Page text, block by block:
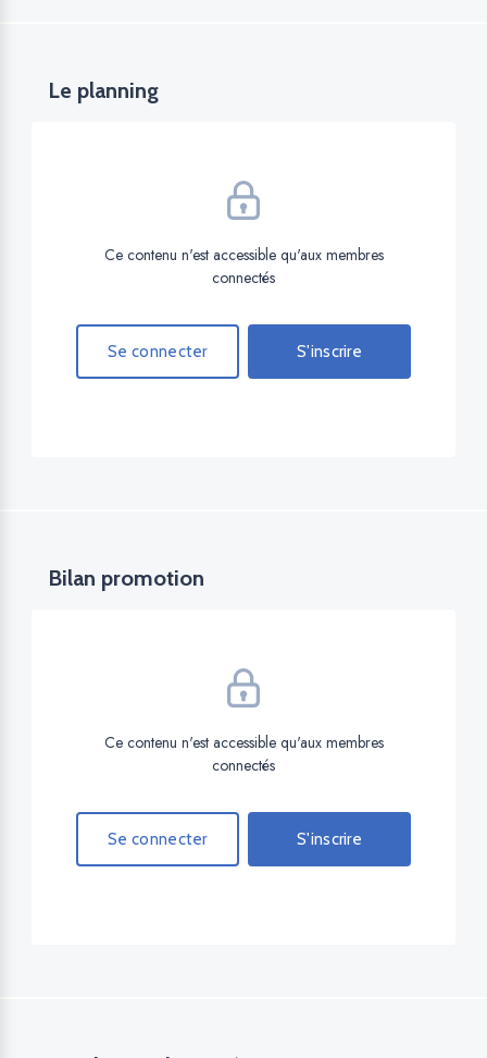
Le planning
Ce contenu n'est accessible qu'aux membres
connectés
Se connecter S'inscrire
Bilan promotion
Ce contenu n'est accessible qu'aux membres
connectés
Se connecter S'inscrire